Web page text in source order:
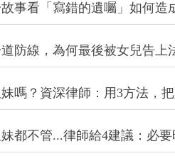
事看「寫錯的遺囑」如何造
防線，為何最後被女兒告上
嗎？資深律師：用3方法，
都不管...律師給4建議：必